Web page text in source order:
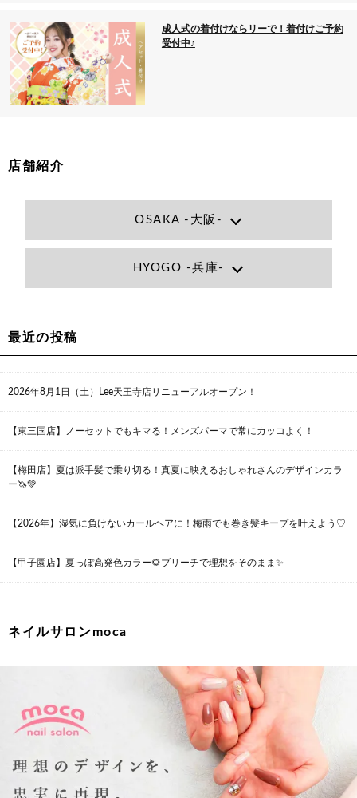
成人式の着付けならリーで！着付けご予約
受付中♪
店舗紹介
OSAKA -大阪-
大阪府大阪市北区小松原町1-27梅田エビスビル7F
大阪市北区茶屋町13-6 TAG茶屋町7F
〒550-0014 大阪府大阪市西区北堀江1-13-10 シマノ工業ビル
Lee天王寺店
大阪府大阪市阿倍野区阿倍野筋２－１－２０ ｃｒｏｉｓｓａ
ｎｔビルＢ１Ｆ
06-6537-9791
Lee上新庄Vita店
大阪市東淀川区瑞光1-4-1 カサデルドイ 2F
HYOGO -兵庫-
Lee甲子園店
最近の投稿
2026年8月1日（土）Lee天王寺店リニューアルオープン！
【東三国店】ノーセットでもキマる！メンズパーマで常にカッコよく！
【梅田店】夏は派手髪で乗り切る！真夏に映えるおしゃれさんのデザインカラ
ー🦄💚
【2026年】湿気に負けないカールヘアに！梅雨でも巻き髪キープを叶えよう♡
【甲子園店】夏っぽ高発色カラー🌻ブリーチで理想をそのまま✨
ネイルサロンmoca